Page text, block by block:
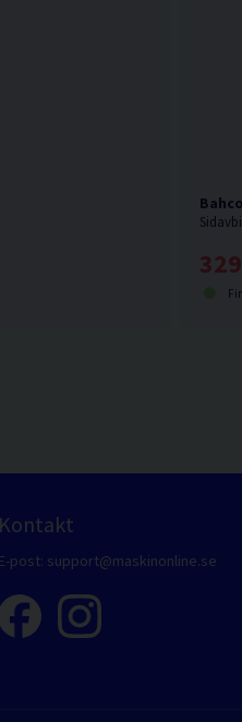
Kontakt
E-post: support@maskinonline.se